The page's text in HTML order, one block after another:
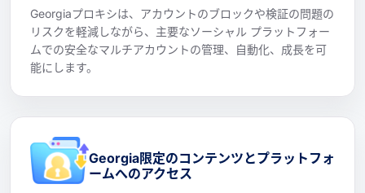
Georgiaプロキシは、アカウントのブロックや検証の問題の
リスクを軽減しながら、主要なソーシャル プラットフォー
ムでの安全なマルチアカウントの管理、自動化、成長を可
能にします。
Georgia限定のコンテンツとプラットフォ
ームへのアクセス